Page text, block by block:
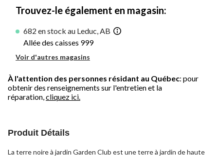
Trouvez-le également en magasin:
682 en stock au Leduc, AB
Allée des caisses 999
Voir d'autres magasins
À l'attention des personnes résidant au Québec: pour
obtenir des renseignements sur l'entretien et la
réparation,cliquez ici.
Produit Détails
La terre noire à jardin Garden Club est une terre à jardin de haute